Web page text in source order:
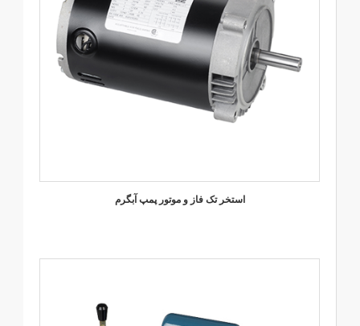
استخر تک فاز و موتور پمپ آبگرم